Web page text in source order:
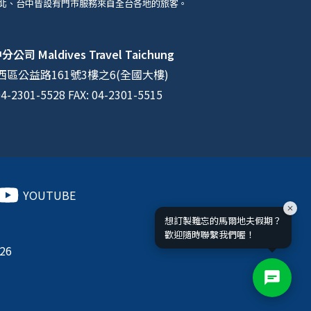
台中皆設有門市服務來自全台各地的旅客。
公司 Maldives Travel Taichung
區公益路161號3樓之6(全國大樓)
2301-5528 FAX: 04-2301-5515
YOUTUBE
想訂製難忘的馬爾地夫假期？
歡迎隨時聯繫我們喔！